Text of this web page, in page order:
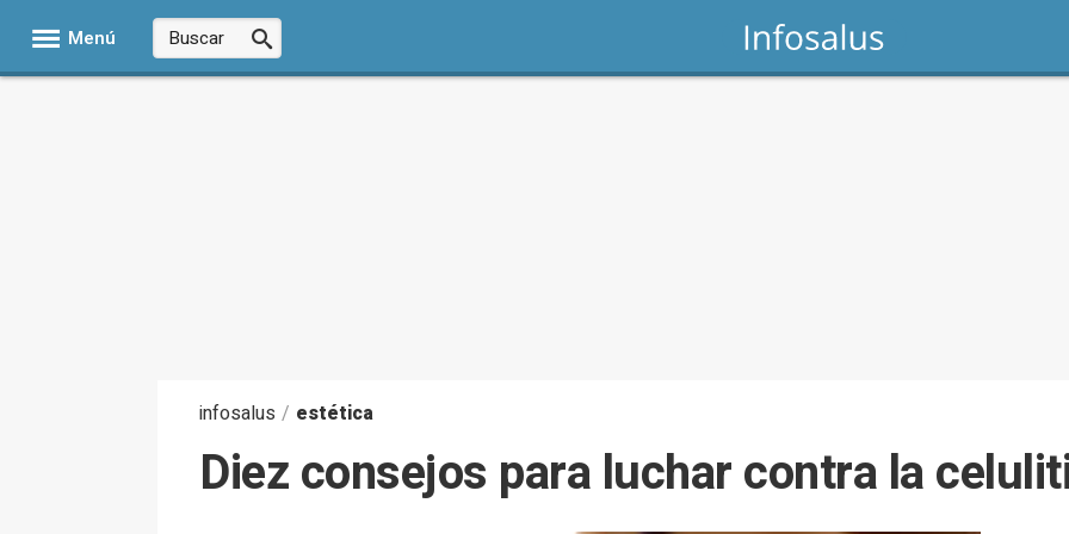
Menú
infosalus / estética
Diez consejos para luchar contra la